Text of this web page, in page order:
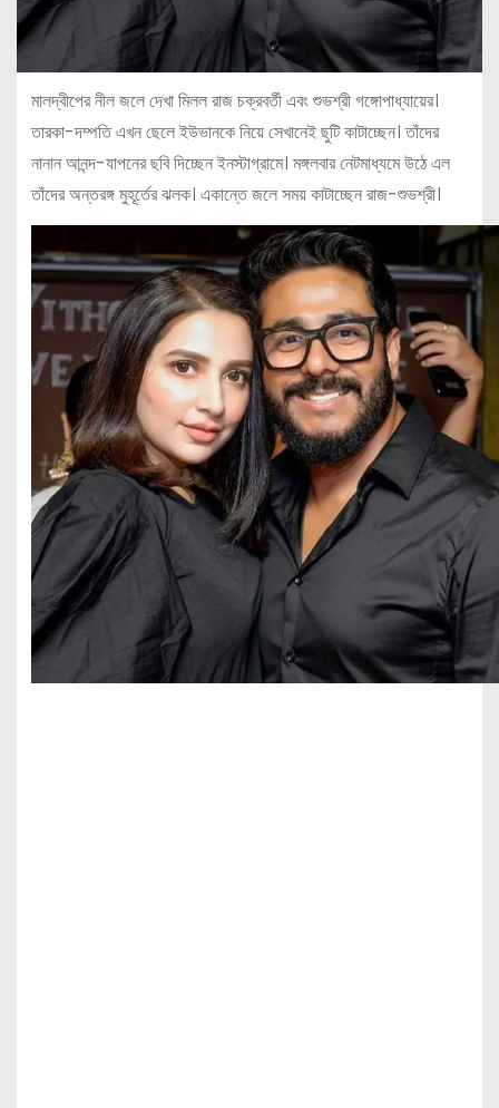
মালদ্বীপের নীল জলে দেখা মিলল রাজ চক্রবর্তী এবং শুভশ্রী গঙ্গোপাধ্যায়ের।
তারকা-দম্পতি এখন ছেলে ইউভানকে নিয়ে সেখানেই ছুটি কাটাচ্ছেন। তাঁদের
নানান আনন্দ-যাপনের ছবি দিচ্ছেন ইনস্টাগ্রামে। মঙ্গলবার নেটমাধ্যমে উঠে এল
তাঁদের অন্তরঙ্গ মুহূর্তের ঝলক। একান্তে জলে সময় কাটাচ্ছেন রাজ-শুভশ্রী।